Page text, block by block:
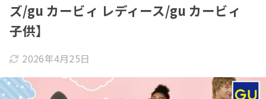
ズ/gu カービィ レディース/gu カービィ
子供】
2026年4月25日